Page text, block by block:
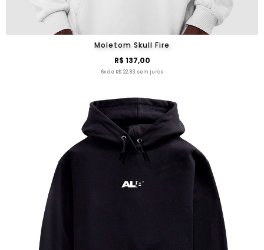
Moletom Skull Fire
R$ 137,00
6x de R$ 22,83 sem juros